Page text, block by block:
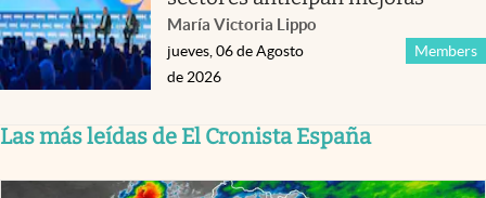
María Victoria Lippo
Members
jueves, 06 de Agosto
de 2026
Las más leídas de El Cronista España